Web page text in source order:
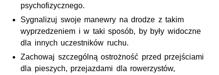
psychofizycznego.
Sygnalizuj swoje manewry na drodze z takim
wyprzedzeniem i w taki sposób, by były widoczne
dla innych uczestników ruchu.
Zachowaj szczególną ostrożność przed przejściami
dla pieszych, przejazdami dla rowerzystów,